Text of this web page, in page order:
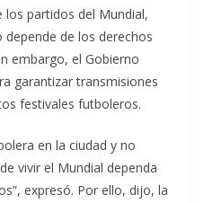
los partidos del Mundial,
de los derechos
embargo, el Gobierno
garantizar transmisiones
festivales futboleros.
en la ciudad y no
vivir el Mundial dependa
expresó. Por ello, dijo, la